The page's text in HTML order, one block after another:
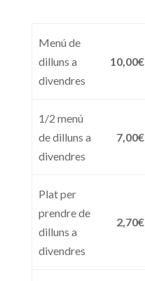
Menú de
dilluns a
divendres
10,00€
1/2 menú
de dilluns a
divendres
7,00€
Plat per
prendre de
dilluns a
divendres
2,70€